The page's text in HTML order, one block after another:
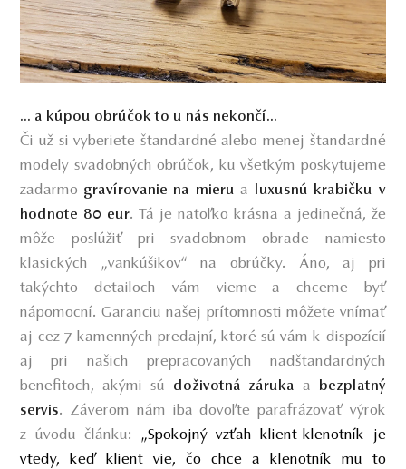
... a kúpou obrúčok to u nás nekončí...
Či už si vyberiete štandardné alebo menej štandardné
modely svadobných obrúčok, ku všetkým poskytujeme
zadarmo gravírovanie na mieru a
luxusnú krabičku v
hodnote 80 eur. Tá je natoľko krásna a jedinečná, že
môže poslúžiť pri svadobnom obrade namiesto
klasických „vankúšikov“ na obrúčky. Áno, aj pri
takýchto detailoch vám vieme a chceme byť
nápomocní. Garanciu našej prítomnosti môžete vnímať
aj cez 7 kamenných predajní, ktoré sú vám k dispozícií
aj pri našich prepracovaných nadštandardných
benefitoch, akými sú
doživotná záruka a
bezplatný
servis. Záverom nám iba dovoľte parafrázovať výrok
z úvodu článku: „Spokojný vzťah klient-klenotník je
vtedy, keď klient vie, čo chce a klenotník mu to